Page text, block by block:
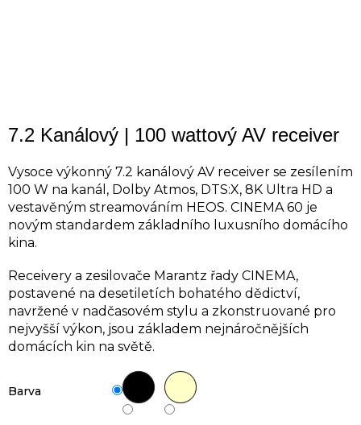
Barva
7.2 Kanálový | 100 wattový AV receiver
Vysoce výkonný 7.2 kanálový AV receiver se zesílením
100 W na kanál, Dolby Atmos, DTS:X, 8K Ultra HD a
vestavěným streamováním HEOS. CINEMA 60 je
novým standardem základního luxusního domácího
kina.
Receivery a zesilovače Marantz řady CINEMA,
postavené na desetiletích bohatého dědictví,
navržené v nadčasovém stylu a zkonstruované pro
nejvyšší výkon, jsou základem nejnáročnějších
domácích kin na světě.